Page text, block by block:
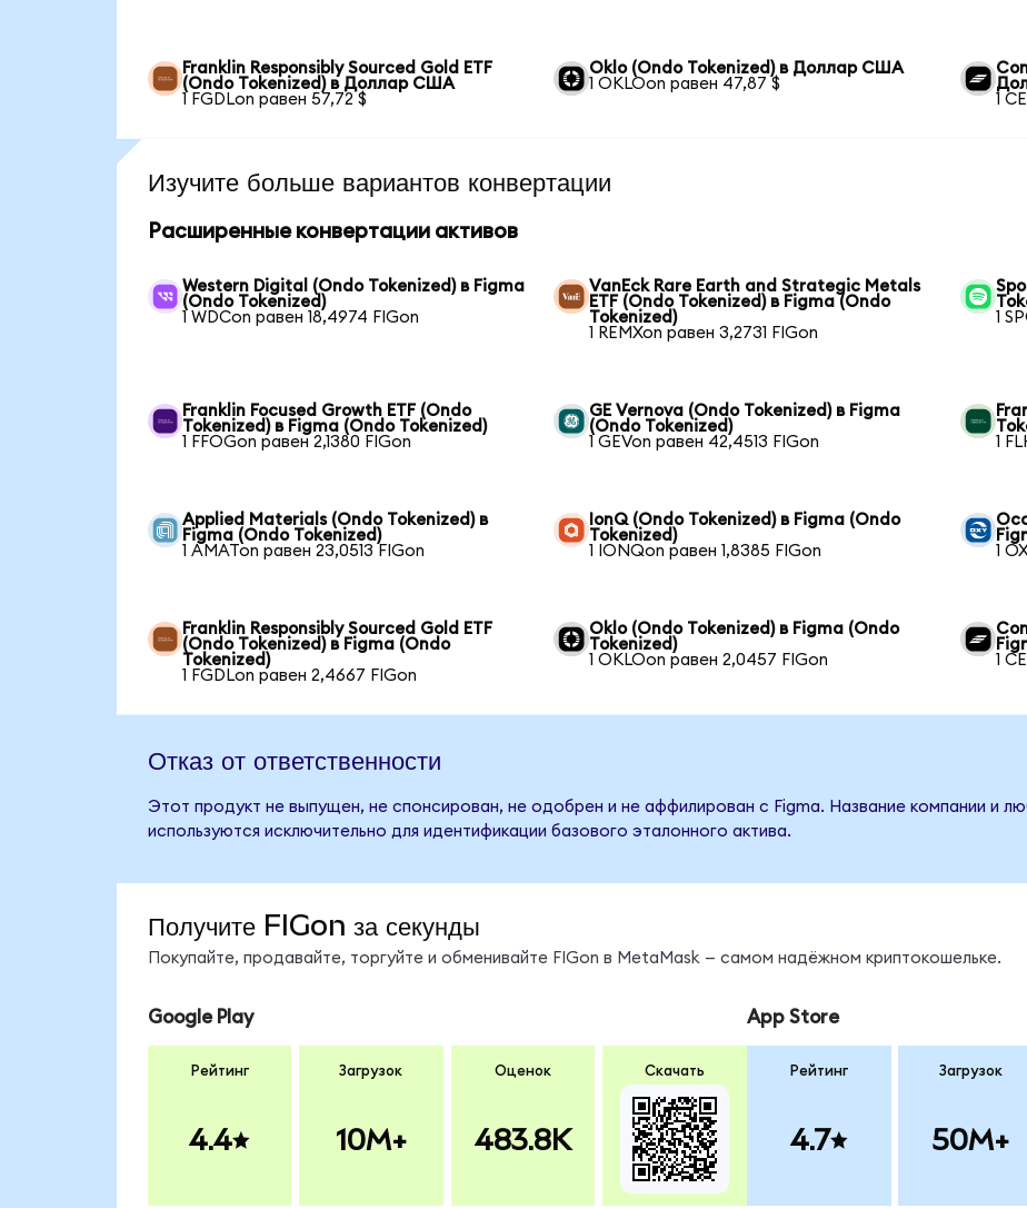
Franklin Responsibly Sourced Gold ETF
(Ondo Tokenized) в Доллар США
1 FGDLon равен 57,72 $
Oklo (Ondo Tokenized) в Доллар США
1 OKLOon равен 47,87 $
1
Изучите больше вариантов конвертации
Расширенные конвертации активов
Western Digital (Ondo Tokenized) в Figma
(Ondo Tokenized)
1 WDCon равен 18,4974 FIGon
VanEck Rare Earth and Strategic Metals
ETF (Ondo Tokenized) в Figma (Ondo
Tokenized)
1 REMXon равен 3,2731 FIGon
1
Franklin Focused Growth ETF (Ondo
Tokenized) в Figma (Ondo Tokenized)
1 FFOGon равен 2,1380 FIGon
GE Vernova (Ondo Tokenized) в Figma
(Ondo Tokenized)
1 GEVon равен 42,4513 FIGon
1
Applied Materials (Ondo Tokenized) в
Figma (Ondo Tokenized)
1 AMATon равен 23,0513 FIGon
IonQ (Ondo Tokenized) в Figma (Ondo
Tokenized)
1 IONQon равен 1,8385 FIGon
1
Franklin Responsibly Sourced Gold ETF
(Ondo Tokenized) в Figma (Ondo
Tokenized)
1 FGDLon равен 2,4667 FIGon
Oklo (Ondo Tokenized) в Figma (Ondo
Tokenized)
1 OKLOon равен 2,0457 FIGon
1
Отказ от ответственности
Этот продукт не выпущен, не спонсирован, не одобрен и не аффилирован с Figma. Название компании и
используются исключительно для идентификации базового эталонного актива.
Получите FIGon за секунды
Покупайте, продавайте, торгуйте и обменивайте FIGon в MetaMask — самом надёжном криптокошельке.
Google Play
Рейтинг
4.4
Загрузок
10M+
Оценок
483.8K
Скачать
App Store
Рейтинг
4.7
Загрузок
50M+